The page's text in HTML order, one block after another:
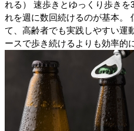
れる） 速歩きとゆっくり歩きを
れを週に数回続けるのが基本。
て、高齢者でも実践しやすい運
ースで歩き続けるよりも効率的